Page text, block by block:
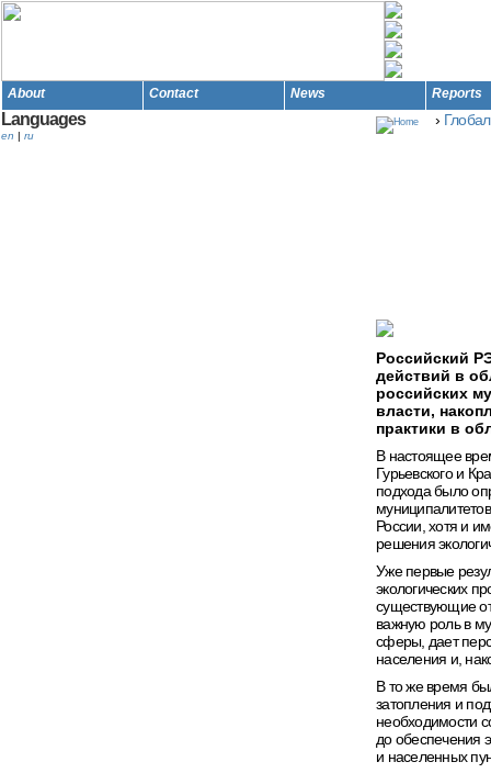
About Contact News Reports
Languages
en | ru
›
Российский
действий в
российских
власти,
практики в
В настоящее
Гурьевского и
подхода было
России, хотя и
решения
Уже первые
экологических
существующие
важную роль в
сферы, дает
населения и,
В то же время
затопления и
необходимости
до обеспечения
и населенных